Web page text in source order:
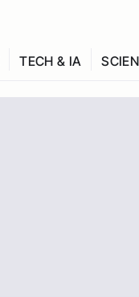
TECH & IA